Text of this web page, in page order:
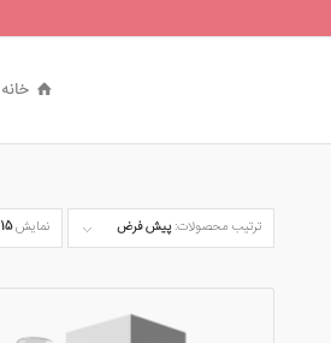
خانه
ترتیب محصولات:پیش فرض نمایش15 محصول در هر صفحه